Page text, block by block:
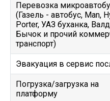
Перевозка
(Газель - автобус, Man,
Porter, УАЗ буханка,
Бычок и прочий
транспорт)
Эвакуация в сервис
Погрузка/загрузка на
платформу